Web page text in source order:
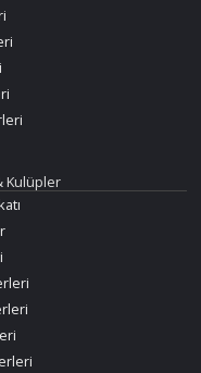
Kulüpler